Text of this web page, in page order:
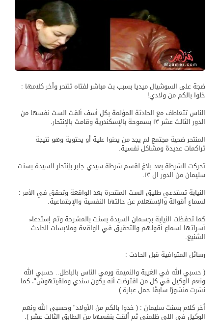
ضجة على السوشيال ميديا بسبب بث مباشر لفتاه تنتحر وأخر كلامها :
خلوا بالكم من ولادي!
الناس تتعاطف مع الحادثة المؤلمة بكل أسف ألقت الست نفسها من
الدور الثالث عشر ١٣ بسموحة بالإسكندرية وقامت بالإنتحار.
المنتحر ضحية مجتمع لم يجد من يحنوا علية أو يحتوية وهو نتيجة
تراكمات عديدة ومشاكل نفسية.
تحركت الشرطة بعد بلاغ لقسم شرطة سيدي جابر بإنتحار السيدة بسنت
سليمان من الدور ال ١٣.
النيابة تستدعي طليق الست المنتحرة بعد الواقعة وتحقق في الأمر :
لسماع أقوالة والإستعلام عن حالتها النفسية والإجتماعية.
كما تحفظت النيابة بجسمان السيدة بسنت بالمشرحة وتم إستدعاء
أسراتها لسماع أقولهم والتحقيق في الواقعة وملابسات الحادث
الشنيع.
رسائل المتوافية قبل الحادث :
( حسبي الله في الغيبة والنميمة ورمي الناس بالباطل.. حسبي الله
ونعم الوكيل في كل من افترضت أنه يكون سندي وملقيتهوش"، كما
نشرت منشورًا سابقًا حمل عبارة )
أخر كلام بسنت سليمان : ( خدوا بالكم من الأولاد" وحسبى الله ونعم
الوكيل فى اللى ظلمنى ثم ألقت بنفسها من الطابق الثالث عشر ).